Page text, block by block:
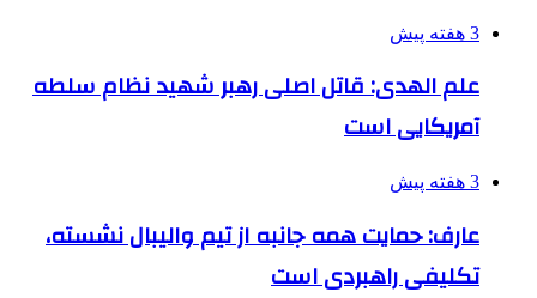
3 هفته پیش
علم الهدی: قاتل اصلی رهبر شهید نظام سلطه
آمریکایی است
3 هفته پیش
عارف: حمایت همه جانبه از تیم والیبال نشسته،
تکلیفی راهبردی است